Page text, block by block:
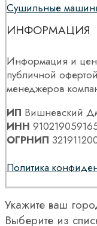
Сушильные
ИНФОРМАЦИЯ
Информация и
публичной
менеджеров
ИП Вишневский
ИНН
ОГРНИП
Политика
Укажите ваш
Выберите из